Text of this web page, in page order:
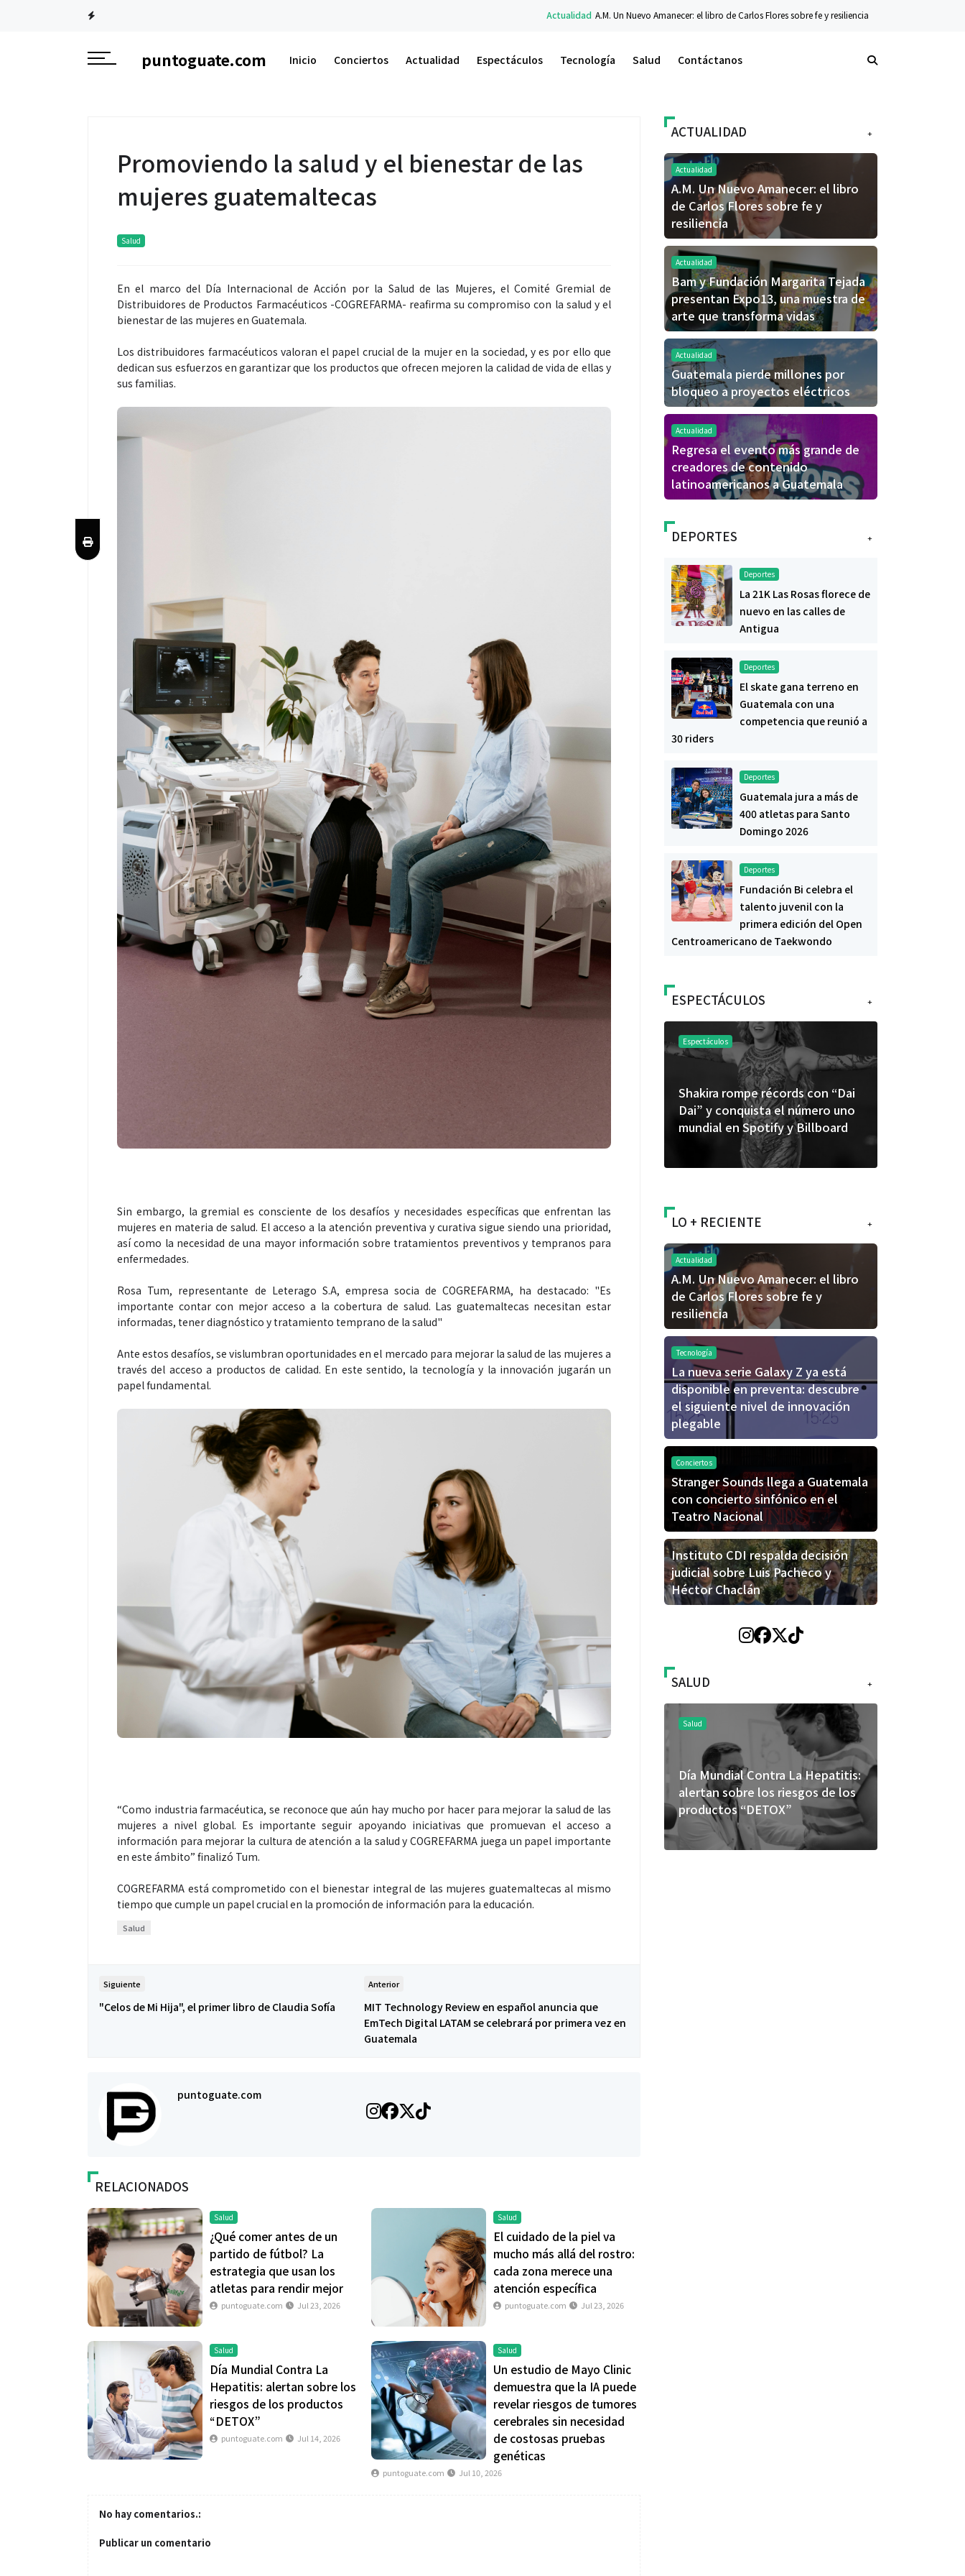
A.M. Un Nuevo Amanecer: el libro de Carlos Flores sobre fe y resiliencia Tecnología La nueva serie Galaxy Z ya
puntoguate.com Inicio Conciertos Actualidad Espectáculos Tecnología Salud Contáctanos
Promoviendo la salud y el bienestar de las
mujeres guatemaltecas
Salud
En el marco del Día Internacional de Acción por la Salud de las Mujeres, el Comité Gremial de
Distribuidores de Productos Farmacéuticos -COGREFARMA- reafirma su compromiso con la salud y el
bienestar de las mujeres en Guatemala.
Los distribuidores farmacéuticos valoran el papel crucial de la mujer en la sociedad, y es por ello que
dedican sus esfuerzos en garantizar que los productos que ofrecen mejoren la calidad de vida de ellas y
sus familias.
Sin embargo, la gremial es consciente de los desafíos y necesidades específicas que enfrentan las
mujeres en materia de salud. El acceso a la atención preventiva y curativa sigue siendo una prioridad,
así como la necesidad de una mayor información sobre tratamientos preventivos y tempranos para
enfermedades.
Rosa Tum, representante de Leterago S.A, empresa socia de COGREFARMA, ha destacado: "Es
importante contar con mejor acceso a la cobertura de salud. Las guatemaltecas necesitan estar
informadas, tener diagnóstico y tratamiento temprano de la salud"
Ante estos desafíos, se vislumbran oportunidades en el mercado para mejorar la salud de las mujeres a
través del acceso a productos de calidad. En este sentido, la tecnología y la innovación jugarán un
papel fundamental.
“Como industria farmacéutica, se reconoce que aún hay mucho por hacer para mejorar la salud de las
mujeres a nivel global. Es importante seguir apoyando iniciativas que promuevan el acceso a
información para mejorar la cultura de atención a la salud y COGREFARMA juega un papel importante
en este ámbito” finalizó Tum.
COGREFARMA está comprometido con el bienestar integral de las mujeres guatemaltecas al mismo
tiempo que cumple un papel crucial en la promoción de información para la educación.
Salud
Siguiente
"Celos de Mi Hija", el primer libro de Claudia Sofía
Anterior
MIT Technology Review en español anuncia que
EmTech Digital LATAM se celebrará por primera vez en
Guatemala
puntoguate.com
RELACIONADOS
Salud
¿Qué comer antes de un
partido de fútbol? La
estrategia que usan los
atletas para rendir mejor
puntoguate.com Jul 23, 2026
Salud
El cuidado de la piel va
mucho más allá del rostro:
cada zona merece una
atención específica
puntoguate.com Jul 23, 2026
Salud
Día Mundial Contra La
Hepatitis: alertan sobre los
riesgos de los productos
“DETOX”
puntoguate.com Jul 14, 2026
Salud
Un estudio de Mayo Clinic
demuestra que la IA puede
revelar riesgos de tumores
cerebrales sin necesidad
de costosas pruebas
genéticas
puntoguate.com Jul 10, 2026
No hay comentarios.:
Publicar un comentario
+
ACTUALIDAD
Actualidad
A.M. Un Nuevo Amanecer: el libro
de Carlos Flores sobre fe y
resiliencia
Actualidad
Bam y Fundación Margarita Tejada
presentan Expo13, una muestra de
arte que transforma vidas
Actualidad
Guatemala pierde millones por
bloqueo a proyectos eléctricos
Actualidad
Regresa el evento más grande de
creadores de contenido
latinoamericanos a Guatemala
+
DEPORTES
Deportes
La 21K Las Rosas florece de
nuevo en las calles de
Antigua
Deportes
El skate gana terreno en
Guatemala con una
competencia que reunió a
30 riders
Deportes
Guatemala jura a más de
400 atletas para Santo
Domingo 2026
Deportes
Fundación Bi celebra el
talento juvenil con la
primera edición del Open
Centroamericano de Taekwondo
+
ESPECTÁCULOS
“Donde quiera que
primer capítulo del
“FRAGMENTOS” su
álbum de estudio
Shakira rompe récords con “Dai
Dai” y conquista el número uno
mundial en Spotify y Billboard
Espectáculos
espectáculo para todos
“Donde quiera que estés” el
álbum de estudio
+
LO + RECIENTE
Actualidad
A.M. Un Nuevo Amanecer: el libro
de Carlos Flores sobre fe y
resiliencia
Tecnología
La nueva serie Galaxy Z ya está
disponible en preventa: descubre
el siguiente nivel de innovación
plegable
Conciertos
Stranger Sounds llega a Guatemala
con concierto sinfónico en el
Teatro Nacional
Instituto CDI respalda decisión
judicial sobre Luis Pacheco y
Héctor Chaclán
+
SALUD
El cuidado de la
Día Mundial Contra La Hepatitis:
alertan sobre los riesgos de los
productos “DETOX”
usan los atletas para rendir
mejor
merece una atención específica